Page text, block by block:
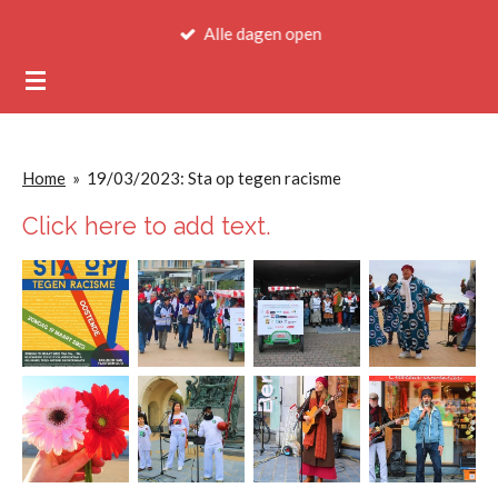
naar
de
Alle dagen open
Home » 19/03/2023: Sta op tegen racisme
Click here to add text.